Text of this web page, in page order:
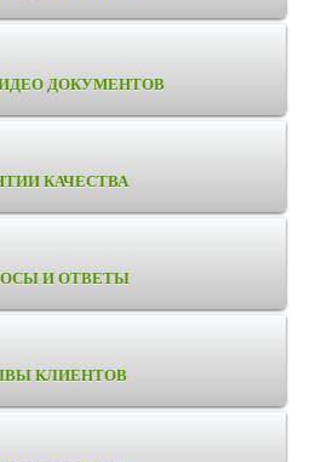
ДОКУМЕНТОВ
КАЧЕСТВА
И ОТВЕТЫ
КЛИЕНТОВ